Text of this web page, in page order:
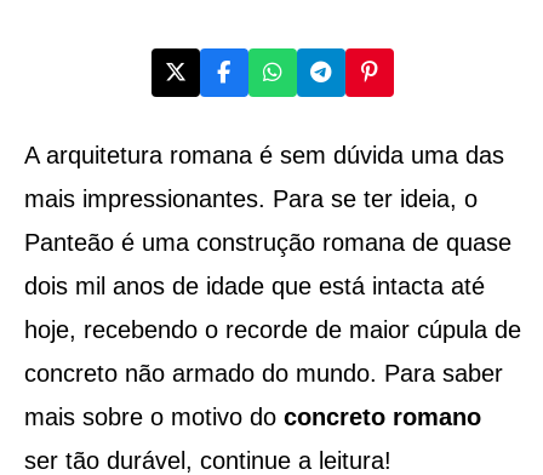
A arquitetura romana é sem dúvida uma das
mais impressionantes. Para se ter ideia, o
Panteão é uma construção romana de quase
dois mil anos de idade que está intacta até
hoje, recebendo o recorde de maior cúpula de
concreto não armado do mundo. Para saber
mais sobre o motivo do concreto romano
ser tão durável, continue a leitura!